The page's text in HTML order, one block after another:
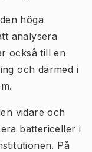
höga
analysera
också till en
och därmed i
vidare och
battericeller i
På